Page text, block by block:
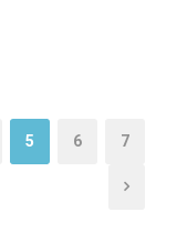
5 6 7